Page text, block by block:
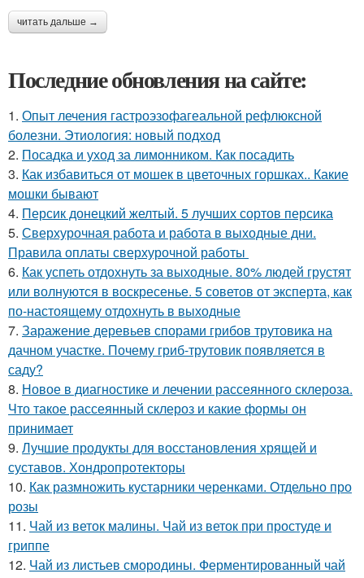
читать дальше →
Последние обновления на сайте:
1. Опыт лечения гастроэзофагеальной рефлюксной
болезни. Этиология: новый подход
2. Посадка и уход за лимонником. Как посадить
3. Как избавиться от мошек в цветочных горшках.. Какие
мошки бывают
4. Персик донецкий желтый. 5 лучших сортов персика
5. Сверхурочная работа и работа в выходные дни.
Правила оплаты сверхурочной работы
6. Как успеть отдохнуть за выходные. 80% людей грустят
или волнуются в воскресенье. 5 советов от эксперта, как
по-настоящему отдохнуть в выходные
7. Заражение деревьев спорами грибов трутовика на
дачном участке. Почему гриб-трутовик появляется в
саду?
8. Новое в диагностике и лечении рассеянного склероза.
Что такое рассеянный склероз и какие формы он
принимает
9. Лучшие продукты для восстановления хрящей и
суставов. Хондропротекторы
10. Как размножить кустарники черенками. Отдельно про
розы
11. Чай из веток малины. Чай из веток при простуде и
гриппе
12. Чай из листьев смородины. Ферментированный чай